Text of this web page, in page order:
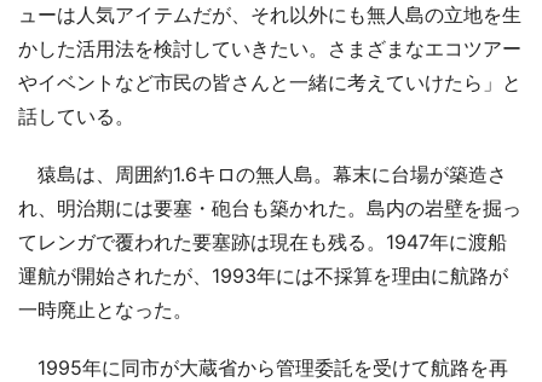
ューは人気アイテムだが、それ以外にも無人島の立地を生
かした活用法を検討していきたい。さまざまなエコツアー
やイベントなど市民の皆さんと一緒に考えていけたら」と
話している。
猿島は、周囲約1.6キロの無人島。幕末に台場が築造さ
れ、明治期には要塞・砲台も築かれた。島内の岩壁を掘っ
てレンガで覆われた要塞跡は現在も残る。1947年に渡船
運航が開始されたが、1993年には不採算を理由に航路が
一時廃止となった。
1995年に同市が大蔵省から管理委託を受けて航路を再